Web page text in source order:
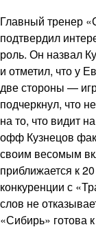
Главный тренер
подтвердил
роль. Он назвал
и отметил, что у
две стороны —
подчеркнул, что
на то, что видит
офф Кузнецов
своим весомым
приближается к
конкуренции с
слов не
«Сибирь» готова